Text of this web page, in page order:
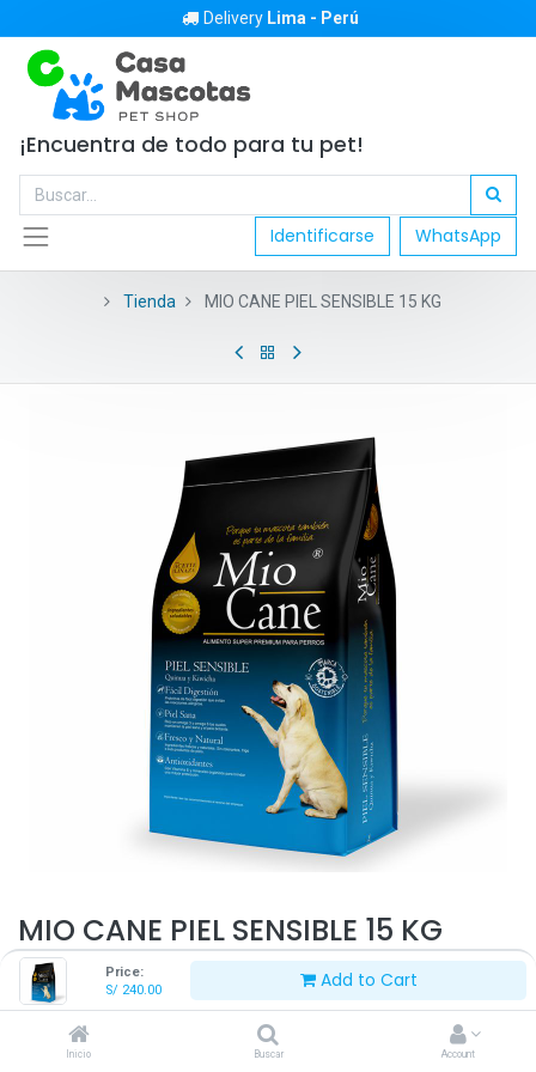
Price:
S/ 240.00 Add to Cart
Inicio Buscar Account
Delivery Lima - Perú
¡Encuentra de todo para tu pet!
Identificarse WhatsApp
Tienda MIO CANE PIEL SENSIBLE 15 KG
MIO CANE PIEL SENSIBLE 15 KG
S/240.00